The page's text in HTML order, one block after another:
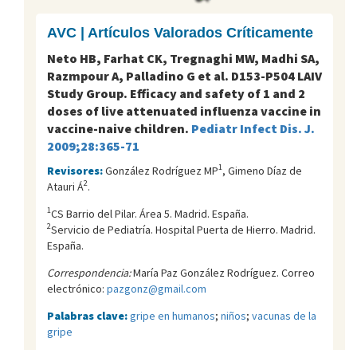
AVC | Artículos Valorados Críticamente
Neto HB, Farhat CK, Tregnaghi MW, Madhi SA,
Razmpour A, Palladino G et al. D153-P504 LAIV
Study Group. Efficacy and safety of 1 and 2
doses of live attenuated influenza vaccine in
vaccine-naive children. Pediatr Infect Dis. J.
2009;28:365-71
Revisores:González Rodríguez MP1, Gimeno Díaz de
Atauri Á2.
1CS Barrio del Pilar. Área 5. Madrid. España.
2Servicio de Pediatría. Hospital Puerta de Hierro. Madrid.
España.
Correspondencia:María Paz González Rodríguez. Correo
electrónico: pazgonz@gmail.com
Palabras clave:gripe en humanos; niños; vacunas de la
gripe